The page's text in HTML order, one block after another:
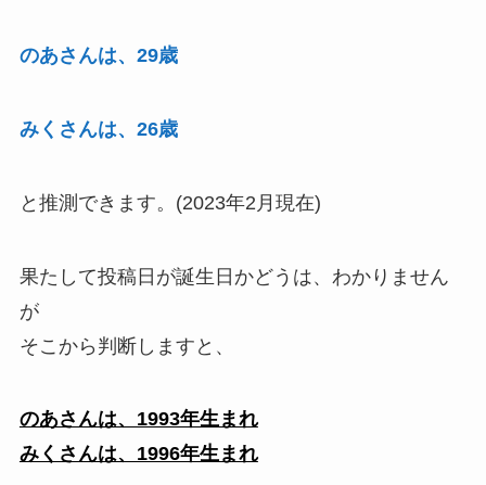
のあさんは、29歳
みくさんは、26歳
と推測できます。(2023年2月現在)
果たして投稿日が誕生日かどうは、わかりません
が
そこから判断しますと、
のあさんは、1993年生まれ
みくさんは、1996年生まれ